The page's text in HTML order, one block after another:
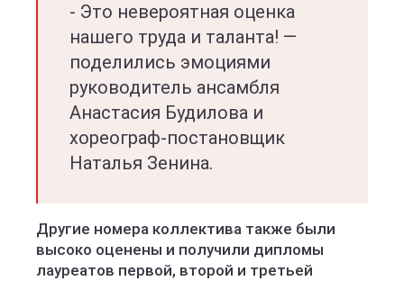
- Это невероятная оценка
нашего труда и таланта! —
поделились эмоциями
руководитель ансамбля
Анастасия Будилова и
хореограф-постановщик
Наталья Зенина.
Другие номера коллектива также были
высоко оценены и получили дипломы
лауреатов первой, второй и третьей